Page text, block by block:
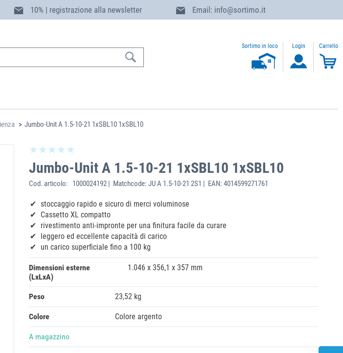
10% | registrazione alla newsletter Email: info@sortimo.it
Sortimo in loco Login Carrello
Jumbo-Unit A 1.5-10-21 1xSBL10 1xSBL10
Jumbo-Unit A 1.5-10-21 1xSBL10 1xSBL10
Cod. articolo: 1000024192 | Matchcode: JU A 1.5-10-21 2S1 | EAN: 4014599271761
stoccaggio rapido e sicuro di merci voluminose
Cassetto XL compatto
rivestimento anti-impronte per una finitura facile da curare
leggero ed eccellente capacità di carico
un carico superficiale fino a 100 kg
Dimensioni esterne
(LxLxA)
1.046 x 356,1 x 357 mm
Peso 23,52 kg
Colore Colore argento
A magazzino